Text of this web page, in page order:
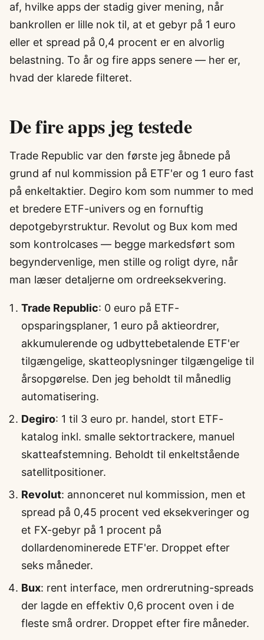
af, hvilke apps der stadig giver mening, når
bankrollen er lille nok til, at et gebyr på 1 euro
eller et spread på 0,4 procent er en alvorlig
belastning. To år og fire apps senere — her er,
hvad der klarede filteret.
De fire apps jeg testede
Trade Republic var den første jeg åbnede på
grund af nul kommission på ETF'er og 1 euro fast
på enkeltaktier. Degiro kom som nummer to med
et bredere ETF-univers og en fornuftig
depotgebyrstruktur. Revolut og Bux kom med
som kontrolcases — begge markedsført som
begyndervenlige, men stille og roligt dyre, når
man læser detaljerne om ordreeksekvering.
Trade Republic: 0 euro på ETF-
opsparingsplaner, 1 euro på aktieordrer,
akkumulerende og udbyttebetalende ETF'er
tilgængelige, skatteoplysninger tilgængelige til
årsopgørelse. Den jeg beholdt til månedlig
automatisering.
Degiro: 1 til 3 euro pr. handel, stort ETF-
katalog inkl. smalle sektortrackere, manuel
skatteafstemning. Beholdt til enkeltstående
satellitpositioner.
Revolut: annonceret nul kommission, men et
spread på 0,45 procent ved eksekveringer og
et FX-gebyr på 1 procent på
dollardenominerede ETF'er. Droppet efter
seks måneder.
Bux: rent interface, men ordrerutning-spreads
der lagde en effektiv 0,6 procent oven i de
fleste små ordrer. Droppet efter fire måneder.